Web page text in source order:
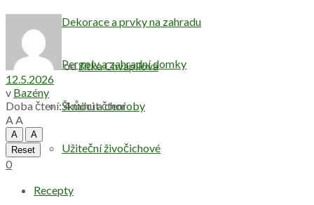
Dekorace a prvky na zahradu
Pergoly a zahradní domky
Škůdci a choroby
Užiteční živočichové
Recepty
odJitka Chvapilova
12.5.2026
v Bazény
Doba čtení: 4 minut čtení
AA
A
A
Reset
0